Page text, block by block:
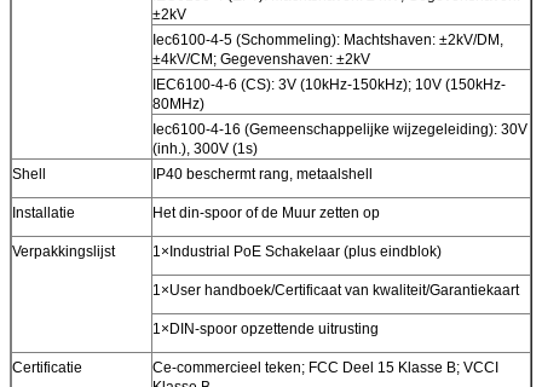
±2kV
Iec6100-4-5 (Schommeling): Machtshaven: ±2kV/DM,
±4kV/CM; Gegevenshaven: ±2kV
IEC6100-4-6 (CS): 3V (10kHz-150kHz); 10V (150kHz-
80MHz)
Iec6100-4-16 (Gemeenschappelijke wijzegeleiding): 30V
(inh.), 300V (1s)
Shell
IP40 beschermt rang, metaalshell
Installatie Het din-spoor of de Muur zetten op
Verpakkingslijst 1×Industrial PoE Schakelaar (plus eindblok)
1×User handboek/Certificaat van kwaliteit/Garantiekaart
1×DIN-spoor opzettende uitrusting
Certificatie
Ce-commercieel teken; FCC Deel 15 Klasse B; VCCI